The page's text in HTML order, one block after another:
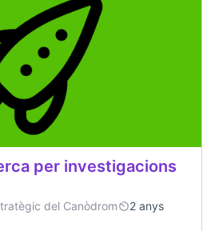
per investigacions
del Canòdrom
2 anys